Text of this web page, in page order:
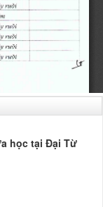
học tại Đại Từ